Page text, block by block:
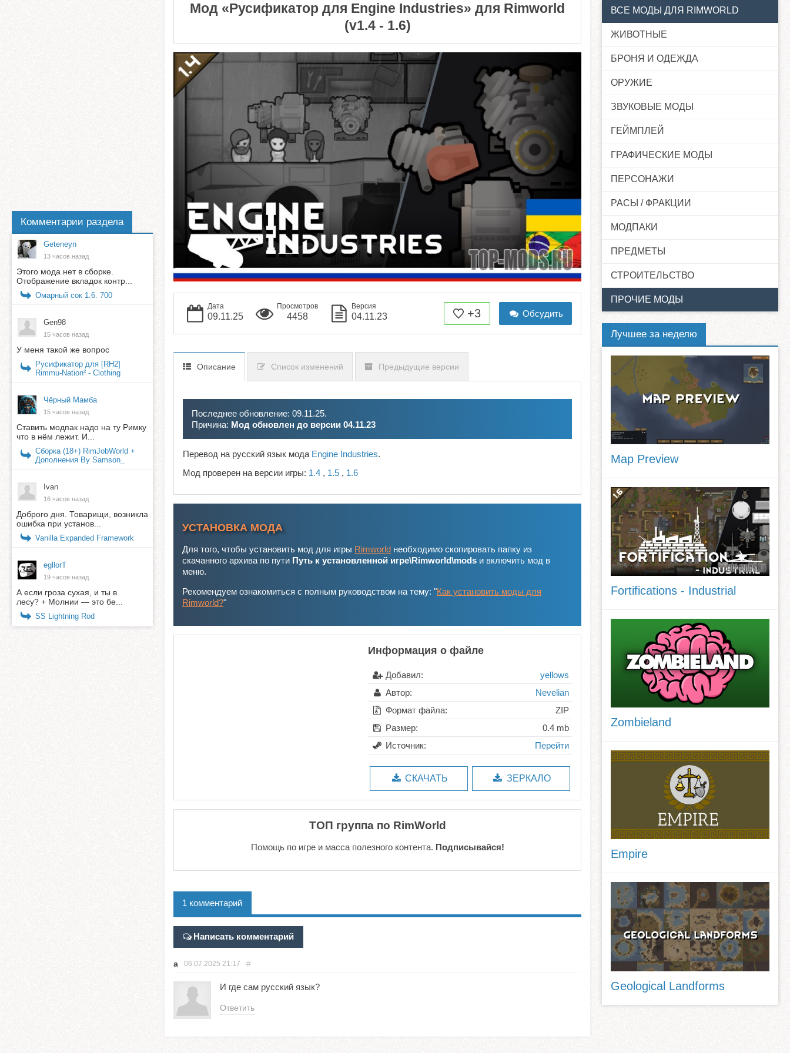
Мод «Русификатор для Engine Industries» для Rimworld
(v1.4 - 1.6)
Дата
09.11.25
Просмотров
4458
Версия
04.11.23 +3 Обсудить
Описание Список изменений Предыдущие версии
Последнее обновление: 09.11.25.
Причина: Мод обновлен до версии 04.11.23
Перевод на русский язык мода Engine Industries.
Мод проверен на версии игры: 1.4 , 1.5 , 1.6
УСТАНОВКА МОДА
Для того, чтобы установить мод для игры Rimworld необходимо скопировать папку из
скачанного архива по пути Путь к установленной игре\Rimworld\mods и включить мод в
меню.
Рекомендуем ознакомиться с полным руководством на тему: "Как установить моды для
Rimworld?"
Информация о файле
Добавил:
yellows
Автор:
Nevelian
Формат файла:
ZIP
Размер:
0.4 mb
Источник:
Перейти
СКАЧАТЬ ЗЕРКАЛО
ТОП группа по RimWorld
Помощь по игре и масса полезного контента. Подписывайся!
1 комментарий
Написать комментарий
а 06.07.2025 21:17 #
И где сам русский язык?
Ответить
Комментарии раздела
Geteneyn
13 часов назад
Этого мода нет в сборке.
Отображение вкладок контр...
Омарный сок 1.6. 700
Gen98
15 часов назад
У меня такой же вопрос
Русификатор для [RH2]
Rimmu-Nation² - Clothing
Чёрный Мамба
15 часов назад
Ставить модпак надо на ту Римку
что в нём лежит. И...
Сборка (18+) RimJobWorld +
Дополнения By Samson_
Ivan
16 часов назад
Доброго дня. Товарищи, возникла
ошибка при установ...
Vanilla Expanded Framework
egllorТ
19 часов назад
А если гроза сухая, и ты в
лесу? + Молнии — это бе...
SS Lightning Rod
ВСЕ МОДЫ ДЛЯ RIMWORLD
ЖИВОТНЫЕ
БРОНЯ И ОДЕЖДА
ОРУЖИЕ
ЗВУКОВЫЕ МОДЫ
ГЕЙМПЛЕЙ
ГРАФИЧЕСКИЕ МОДЫ
ПЕРСОНАЖИ
РАСЫ / ФРАКЦИИ
МОДПАКИ
ПРЕДМЕТЫ
СТРОИТЕЛЬСТВО
ПРОЧИЕ МОДЫ
Лучшее за неделю
Map Preview
Fortifications - Industrial
Zombieland
Empire
Geological Landforms